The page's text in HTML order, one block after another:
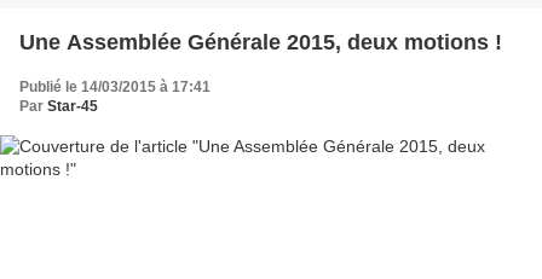
Une Assemblée Générale 2015, deux motions !
Publié le 14/03/2015 à 17:41
Par Star-45